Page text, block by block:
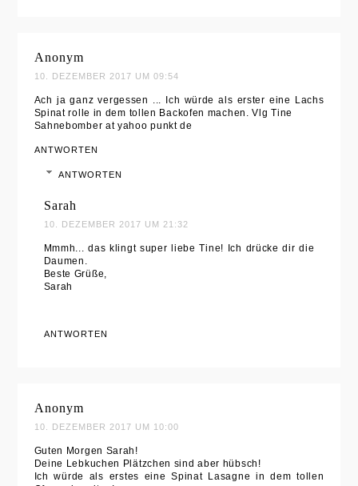
Anonym
10. DEZEMBER 2017 UM 09:54
Ach ja ganz vergessen ... Ich würde als erster eine Lachs
Spinat rolle in dem tollen Backofen machen. Vlg Tine
Sahnebomber at yahoo punkt de
ANTWORTEN
ANTWORTEN
Sarah
10. DEZEMBER 2017 UM 21:32
Mmmh... das klingt super liebe Tine! Ich drücke dir die
Daumen.
Beste Grüße,
Sarah
ANTWORTEN
Anonym
10. DEZEMBER 2017 UM 10:00
Guten Morgen Sarah!
Deine Lebkuchen Plätzchen sind aber hübsch!
Ich würde als erstes eine Spinat Lasagne in dem tollen